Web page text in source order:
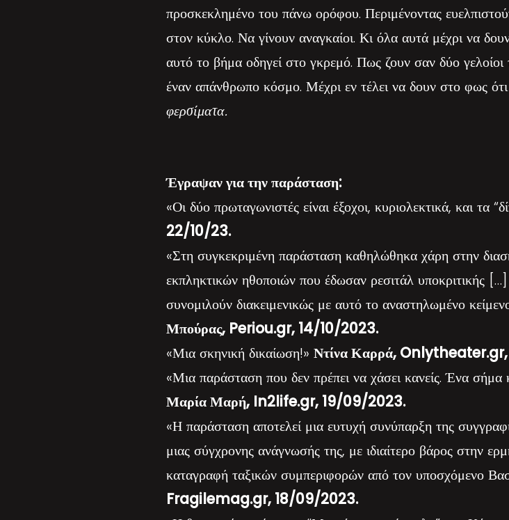
προσκεκλημένο του πάνω ορόφου. Περιμένοντας
στον κύκλο. Να γίνουν αναγκαίοι. Κι όλα αυτά μέχρι να
αυτό το βήμα οδηγεί στο γκρεμό. Πως ζουν σαν δύο γελοίοι
έναν απάνθρωπο κόσμο. Μέχρι εν τέλει να δουν στο φως ότι
φερσίματα.
Έγραψαν για την παράσταση:
«Οι δύο πρωταγωνιστές είναι έξοχοι, κυριολεκτικά, και τα
22/10/23.
«Στη συγκεκριμένη παράσταση καθηλώθηκα χάρη στην
εκπληκτικών ηθοποιών που έδωσαν ρεσιτάλ υποκριτικής
συνομιλούν διακειμενικώς με αυτό το αναστηλωμένο
Μπούρας, Periou.gr, 14/10/2023.
«Μια σκηνική δικαίωση!» Ντίνα Καρρά,
«Μια παράσταση που δεν πρέπει να χάσει κανείς. Ένα σήμα
Μαρία Μαρή, In2life.gr, 19/09/2023.
«Η παράσταση αποτελεί μια ευτυχή συνύπαρξη της
μιας σύγχρονης ανάγνωσής της, με ιδιαίτερο βάρος στην
καταγραφή ταξικών συμπεριφορών από τον υποσχόμενο
Fragilemag.gr, 18/09/2023.